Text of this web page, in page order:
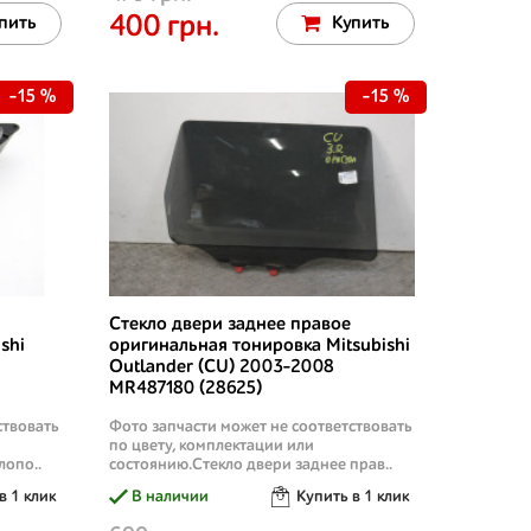
400 грн. Купить
1 клик
-15 %
Стекло двери заднее правое
оригинальная тонировка Mitsubishi
Outlander (CU) 2003-2008
MR487180 (28625)
Фото запчасти может не соответствовать
по цвету, комплектации или
состоянию.Стекло двери заднее прав..
В наличии
Купить в 1 клик
-15 %